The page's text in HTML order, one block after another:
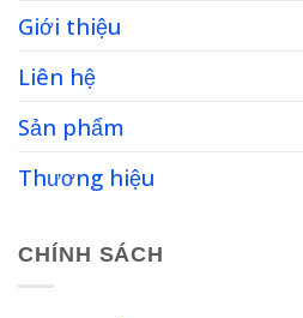
Giới thiệu
Liên hệ
Sản phẩm
Thương hiệu
CHÍNH SÁCH